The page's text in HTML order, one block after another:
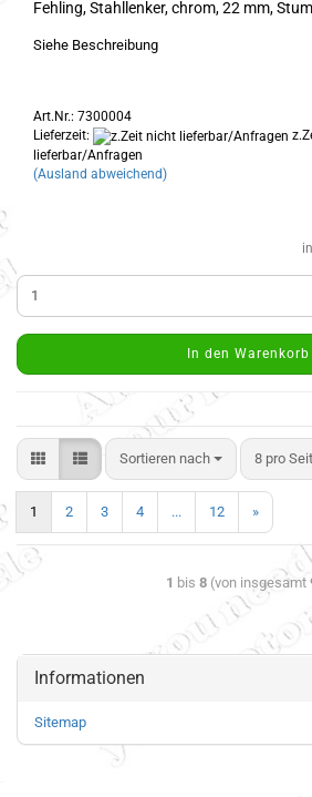
Fehling, Stahllenker, chrom, 22 mm,
Siehe Beschreibung
Art.Nr.: 7300004
Lieferzeit:
lieferbar/Anfragen
(Ausland abweichend)
In den Warenkorb
Sortieren nach 8 pro
1 2 3 4 ... 12 »
1 bis 8(von insgesamt
Informationen
Sitemap